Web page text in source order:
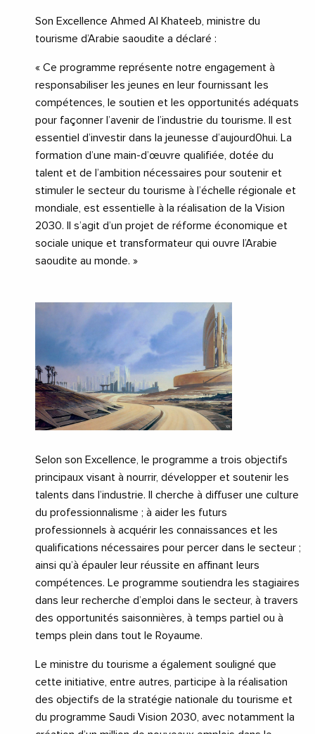
Son Excellence Ahmed Al Khateeb, ministre du
tourisme d’Arabie saoudite a déclaré :
« Ce programme représente notre engagement à
responsabiliser les jeunes en leur fournissant les
compétences, le soutien et les opportunités adéquats
pour façonner l’avenir de l’industrie du tourisme. Il est
essentiel d’investir dans la jeunesse d’aujourd0hui. La
formation d’une main-d’œuvre qualifiée, dotée du
talent et de l’ambition nécessaires pour soutenir et
stimuler le secteur du tourisme à l’échelle régionale et
mondiale, est essentielle à la réalisation de la Vision
2030. Il s’agit d’un projet de réforme économique et
sociale unique et transformateur qui ouvre l’Arabie
saoudite au monde. »
Selon son Excellence, le programme a trois objectifs
principaux visant à nourrir, développer et soutenir les
talents dans l’industrie. Il cherche à diffuser une culture
du professionnalisme ; à aider les futurs
professionnels à acquérir les connaissances et les
qualifications nécessaires pour percer dans le secteur ;
ainsi qu’à épauler leur réussite en affinant leurs
compétences. Le programme soutiendra les stagiaires
dans leur recherche d’emploi dans le secteur, à travers
des opportunités saisonnières, à temps partiel ou à
temps plein dans tout le Royaume.
Le ministre du tourisme a également souligné que
cette initiative, entre autres, participe à la réalisation
des objectifs de la stratégie nationale du tourisme et
du programme Saudi Vision 2030, avec notamment la